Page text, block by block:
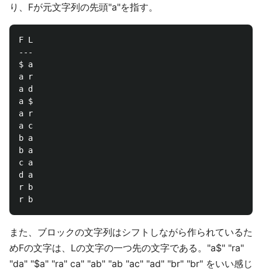
り、Fが元文字列の先頭"a"を指す。
F L
---
$ a
a r
a d
a $
a r
a c
b a
b a
c a
d a
r b
また、ブロックの文字列はシフトしながら作られているた
めFの文字は、Lの文字の一つ先の文字である。"a$" "ra"
"da" "$a" "ra" ca" "ab" "ab "ac" "ad" "br" "br" をいい感じ